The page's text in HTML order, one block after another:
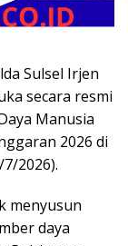
Sulsel Irjen
secara resmi
Manusia
2026 di
2026).
menyusun
daya